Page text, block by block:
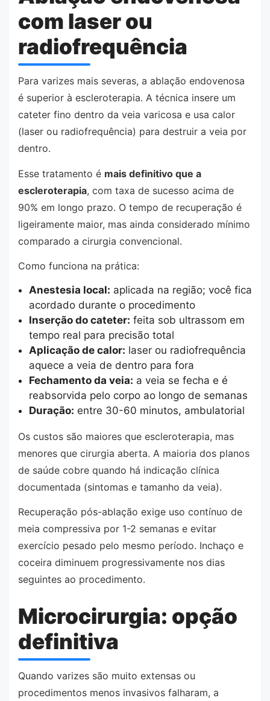
com laser ou
radiofrequência
Para varizes mais severas, a ablação endovenosa
é superior à escleroterapia. A técnica insere um
cateter fino dentro da veia varicosa e usa calor
(laser ou radiofrequência) para destruir a veia por
dentro.
Esse tratamento é mais definitivo que a
escleroterapia, com taxa de sucesso acima de
90% em longo prazo. O tempo de recuperação é
ligeiramente maior, mas ainda considerado mínimo
comparado a cirurgia convencional.
Como funciona na prática:
Anestesia local: aplicada na região; você fica
acordado durante o procedimento
Inserção do cateter: feita sob ultrassom em
tempo real para precisão total
Aplicação de calor: laser ou radiofrequência
aquece a veia de dentro para fora
Fechamento da veia: a veia se fecha e é
reabsorvida pelo corpo ao longo de semanas
Duração: entre 30-60 minutos, ambulatorial
Os custos são maiores que escleroterapia, mas
menores que cirurgia aberta. A maioria dos planos
de saúde cobre quando há indicação clínica
documentada (sintomas e tamanho da veia).
Recuperação pós-ablação exige uso contínuo de
meia compressiva por 1-2 semanas e evitar
exercício pesado pelo mesmo período. Inchaço e
coceira diminuem progressivamente nos dias
seguintes ao procedimento.
Microcirurgia: opção
definitiva
Quando varizes são muito extensas ou
procedimentos menos invasivos falharam, a